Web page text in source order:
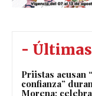
-
Priistas acusan
confianza”
Morena;